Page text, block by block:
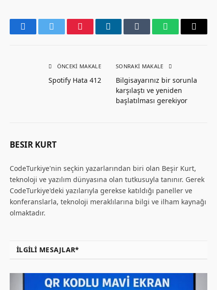
FacebookTwitter PinterestLinkedInTumblr WhatsAppEmail
ÖNCEKI MAKALE
Spotify Hata 412
SONRAKI MAKALE
Bilgisayarınız bir sorunla
karşılaştı ve yeniden
başlatılması gerekiyor
BESIR KURT
CodeTurkiye'nin seçkin yazarlarından biri olan Beşir Kurt,
teknoloji ve yazılım dünyasına olan tutkusuyla tanınır. Gerek
CodeTurkiye'deki yazılarıyla gerekse katıldığı paneller ve
konferanslarla, teknoloji meraklılarına bilgi ve ilham kaynağı
olmaktadır.
İLGILI MESAJLAR*